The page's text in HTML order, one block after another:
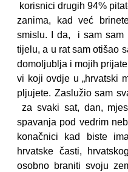
korisnici drugih 94%
zanima, kad već
smislu. I da, i sam sam
tijelu, a u rat sam otišao
domoljublja i mojih
vi koji ovdje u „hrvatski
pljujete. Zaslužio sam
za svaki sat, dan,
spavanja pod vedrim
konačnici kad biste
hrvatske časti,
osobno braniti svoju